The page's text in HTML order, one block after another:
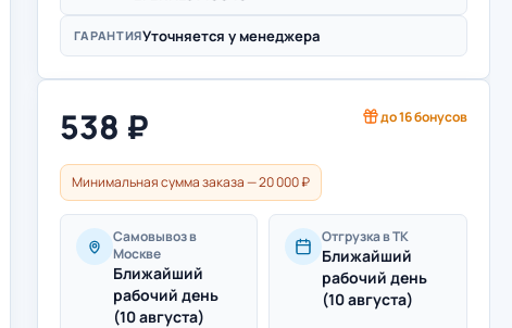
ГАРАНТИЯУточняется у менеджера
538 ₽ до16бонусов
Минимальная сумма заказа — 20 000 ₽
Самовывоз в
Москве
Ближайший
рабочий день
(10 августа)
Отгрузка в ТК
Ближайший
рабочий день
(10 августа)